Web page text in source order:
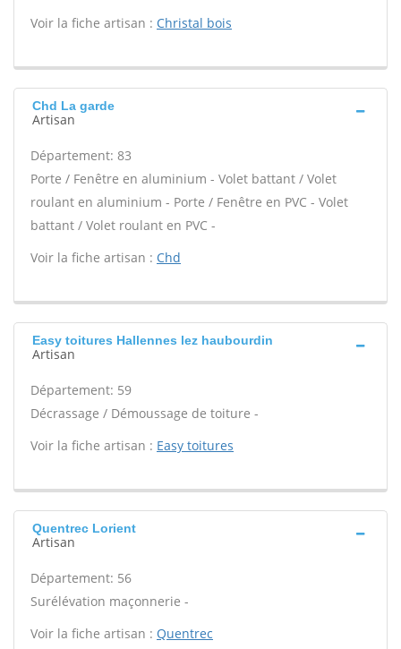
Voir la fiche artisan : Christal bois
Chd La garde
Artisan
Département: 83
Porte / Fenêtre en aluminium - Volet battant / Volet
roulant en aluminium - Porte / Fenêtre en PVC - Volet
battant / Volet roulant en PVC -
Voir la fiche artisan : Chd
Easy toitures Hallennes lez haubourdin
Artisan
Département: 59
Décrassage / Démoussage de toiture -
Voir la fiche artisan : Easy toitures
Quentrec Lorient
Artisan
Département: 56
Surélévation maçonnerie -
Voir la fiche artisan : Quentrec